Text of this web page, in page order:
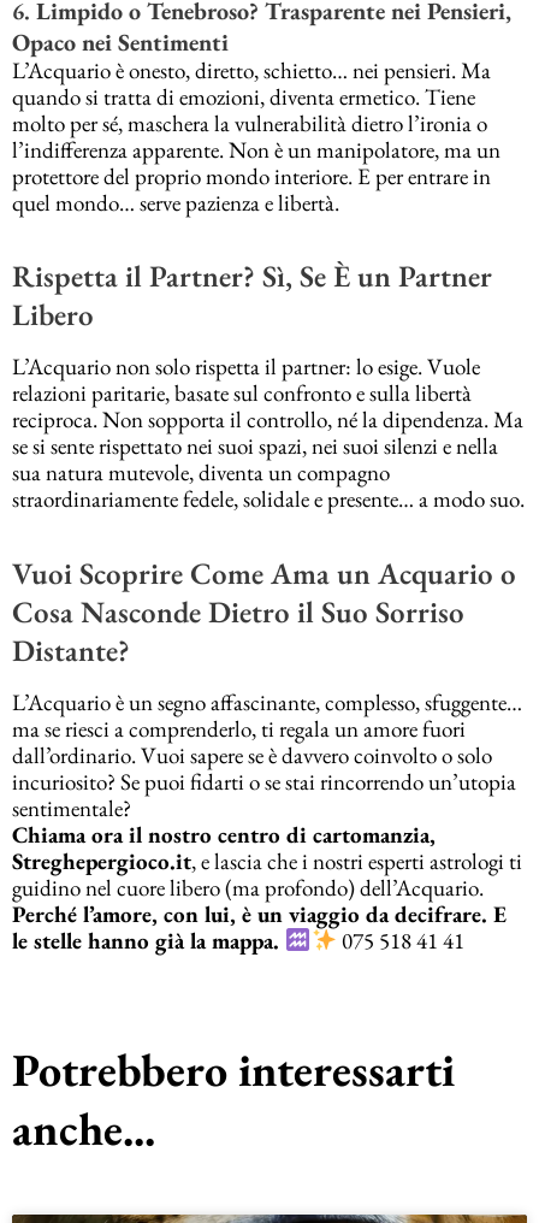
6. Limpido o Tenebroso? Trasparente nei Pensieri,
Opaco nei Sentimenti
L’Acquario è onesto, diretto, schietto… nei pensieri. Ma
quando si tratta di emozioni, diventa ermetico. Tiene
molto per sé, maschera la vulnerabilità dietro l’ironia o
l’indifferenza apparente. Non è un manipolatore, ma un
protettore del proprio mondo interiore. E per entrare in
quel mondo… serve pazienza e libertà.
Rispetta il Partner? Sì, Se È un Partner
Libero
L’Acquario non solo rispetta il partner: lo esige. Vuole
relazioni paritarie, basate sul confronto e sulla libertà
reciproca. Non sopporta il controllo, né la dipendenza. Ma
se si sente rispettato nei suoi spazi, nei suoi silenzi e nella
sua natura mutevole, diventa un compagno
straordinariamente fedele, solidale e presente… a modo suo.
Vuoi Scoprire Come Ama un Acquario o
Cosa Nasconde Dietro il Suo Sorriso
Distante?
L’Acquario è un segno affascinante, complesso, sfuggente…
ma se riesci a comprenderlo, ti regala un amore fuori
dall’ordinario. Vuoi sapere se è davvero coinvolto o solo
incuriosito? Se puoi fidarti o se stai rincorrendo un’utopia
sentimentale?
Chiama ora il nostro centro di cartomanzia,
Streghepergioco.it, e lascia che i nostri esperti astrologi ti
guidino nel cuore libero (ma profondo) dell’Acquario.
Perché l’amore, con lui, è un viaggio da decifrare. E
le stelle hanno già la mappa.
075 518 41 41
Potrebbero interessarti
anche...